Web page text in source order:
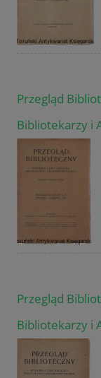
Przegląd
Bibliotekarzy i
Przegląd
Bibliotekarzy i